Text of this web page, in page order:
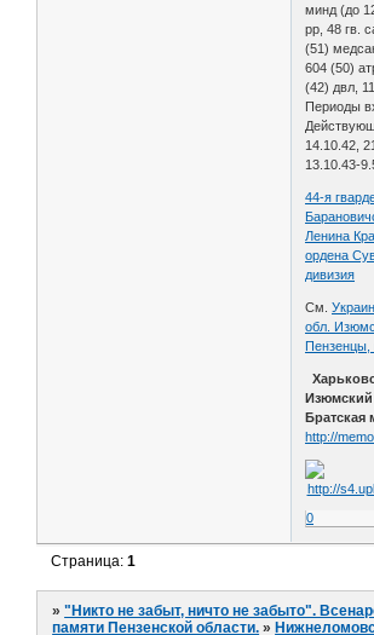
минд (до
рр, 48 гв.
(51)
604 (50)
(42) двл,
Периоды
14.10.42,
13.10.43-
44-я
Ленина
ордена
дивизия
См.
обл.
Пензенцы,
Изюмский
Братская
http://
0
Страница:1
»"Никто не забыт, ничто не забыто".
памяти Пензенской области. »